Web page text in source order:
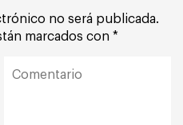
no será publicada.
marcados con *